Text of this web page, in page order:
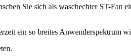
Sie sich als waschechter ST-Fan
ein so breites Anwenderspektrum